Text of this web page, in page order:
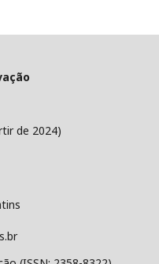
de 2024)